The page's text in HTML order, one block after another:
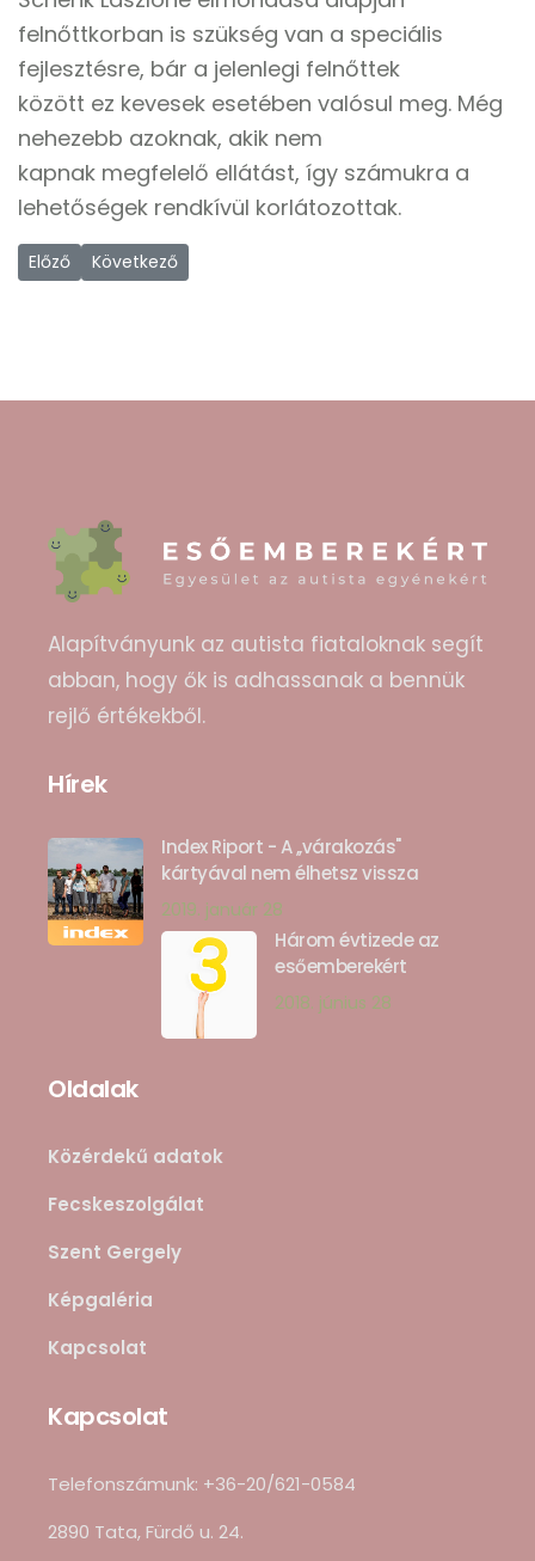
felnőttkorban is szükség van a speciális
fejlesztésre, bár a jelenlegi felnőttek
között ez kevesek esetében valósul meg. Még
nehezebb azoknak, akik nem
kapnak megfelelő ellátást, így számukra a
lehetőségek rendkívül korlátozottak.
Előző cikk: Index Riport - A ,,várakozás" kártyával nem élhetsz
Előző Következő cikk: A világ egy autista szemével
Következő
Alapítványunk az autista fiataloknak segít
abban, hogy ők is adhassanak a bennük
rejlő értékekből.
Hírek
Index Riport - A ,,várakozás"
kártyával nem élhetsz vissza
2019. január 28
Három évtizede az
esőemberekért
2018. június 28
Oldalak
Közérdekű adatok
Fecskeszolgálat
Szent Gergely
Képgaléria
Kapcsolat
Kapcsolat
Telefonszámunk: +36-20/621-0584
2890 Tata, Fürdő u. 24.